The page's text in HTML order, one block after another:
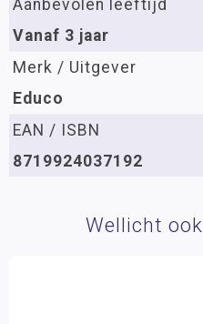
Aanbevolen leeftijd
Vanaf 3 jaar
Merk / Uitgever
Educo
EAN / ISBN
8719924037192
Wellicht ook